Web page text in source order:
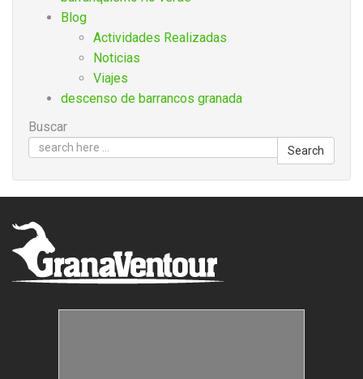
Blog
Actividades Realizadas
Noticias
Viajes
descenso de barrancos granada
Buscar
Search